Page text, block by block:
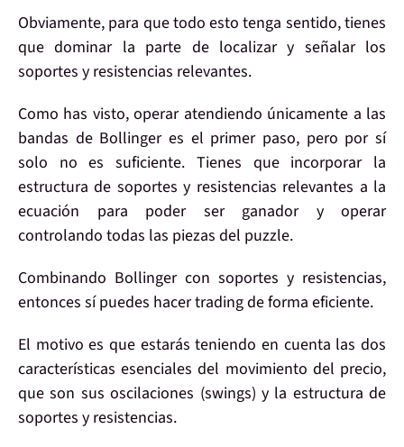
Obviamente, para que todo esto tenga sentido,tienes
que dominarla parte de localizary señalar los
soportes y resistencias relevantes.
Como has visto,operar atendiendo únicamente a las
bandas deBollingeres el primer paso, pero por sí
solo no es suficiente. Tienes que incorporarla
estructura de soportes y resistencias relevantes a la
ecuación para poder ser ganador y operar
controlando todas las piezas del puzzle.
Combinando Bollinger con soportes y resistencias,
entonces sípuedes hacertradingde forma eficiente.
El motivo es que estarásteniendo en cuenta las dos
características esenciales del movimiento del precio,
que son sus oscilaciones (swings) y la estructura de
soportes y resistencias.